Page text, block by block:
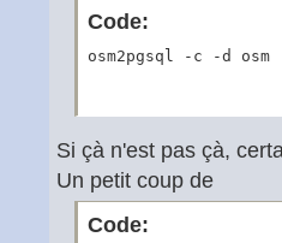
Code:
osm2pgsql -c -d
Si çà n'est pas çà,
Un petit coup de
Code: